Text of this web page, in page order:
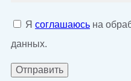
Я соглашаюсь на
данных.